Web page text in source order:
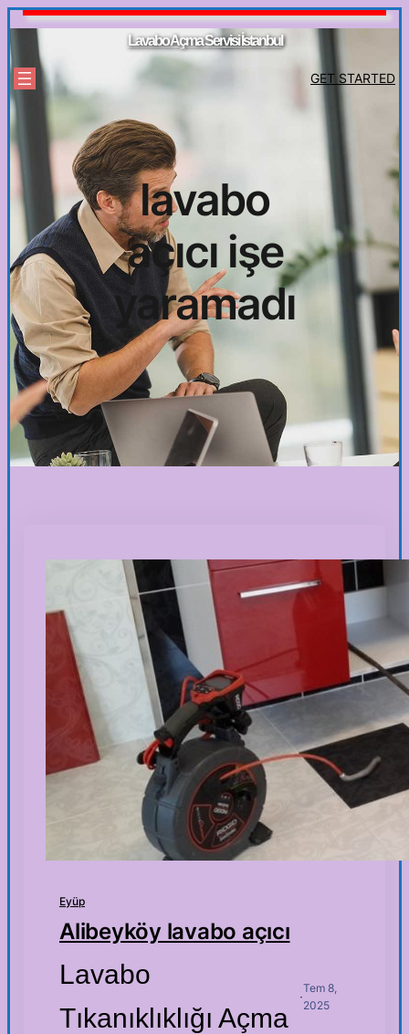
İçeriğe
Lavabo Açma Servisi İstanbul
GET STARTED
lavabo
açıcı işe
yaramadı
Eyüp
Alibeyköy lavabo açıcı
Lavabo
Tıkanıklıklığı Açma
·
Tem 8,
2025